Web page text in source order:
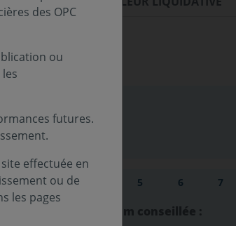
risque (SRI) :
Niveau
2 Niveau
3 Niveau Niveau
5 Niveau
6 Niveau
7
de placement minimum conseillée :
des OPC
ou
futures.
effectuée en
ou de
les pages